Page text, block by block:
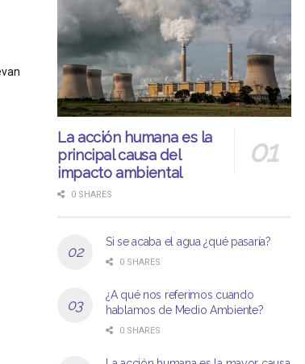
La acción humana es la
principal causa del
impacto ambiental
0 SHARES
Si se acaba el agua ¿qué pasaría?
0 SHARES
¿A qué nos referimos cuando
hablamos de Medio Ambiente?
0 SHARES